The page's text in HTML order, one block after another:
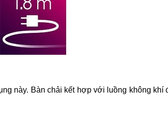
này. Bàn chải kết hợp với luồng không